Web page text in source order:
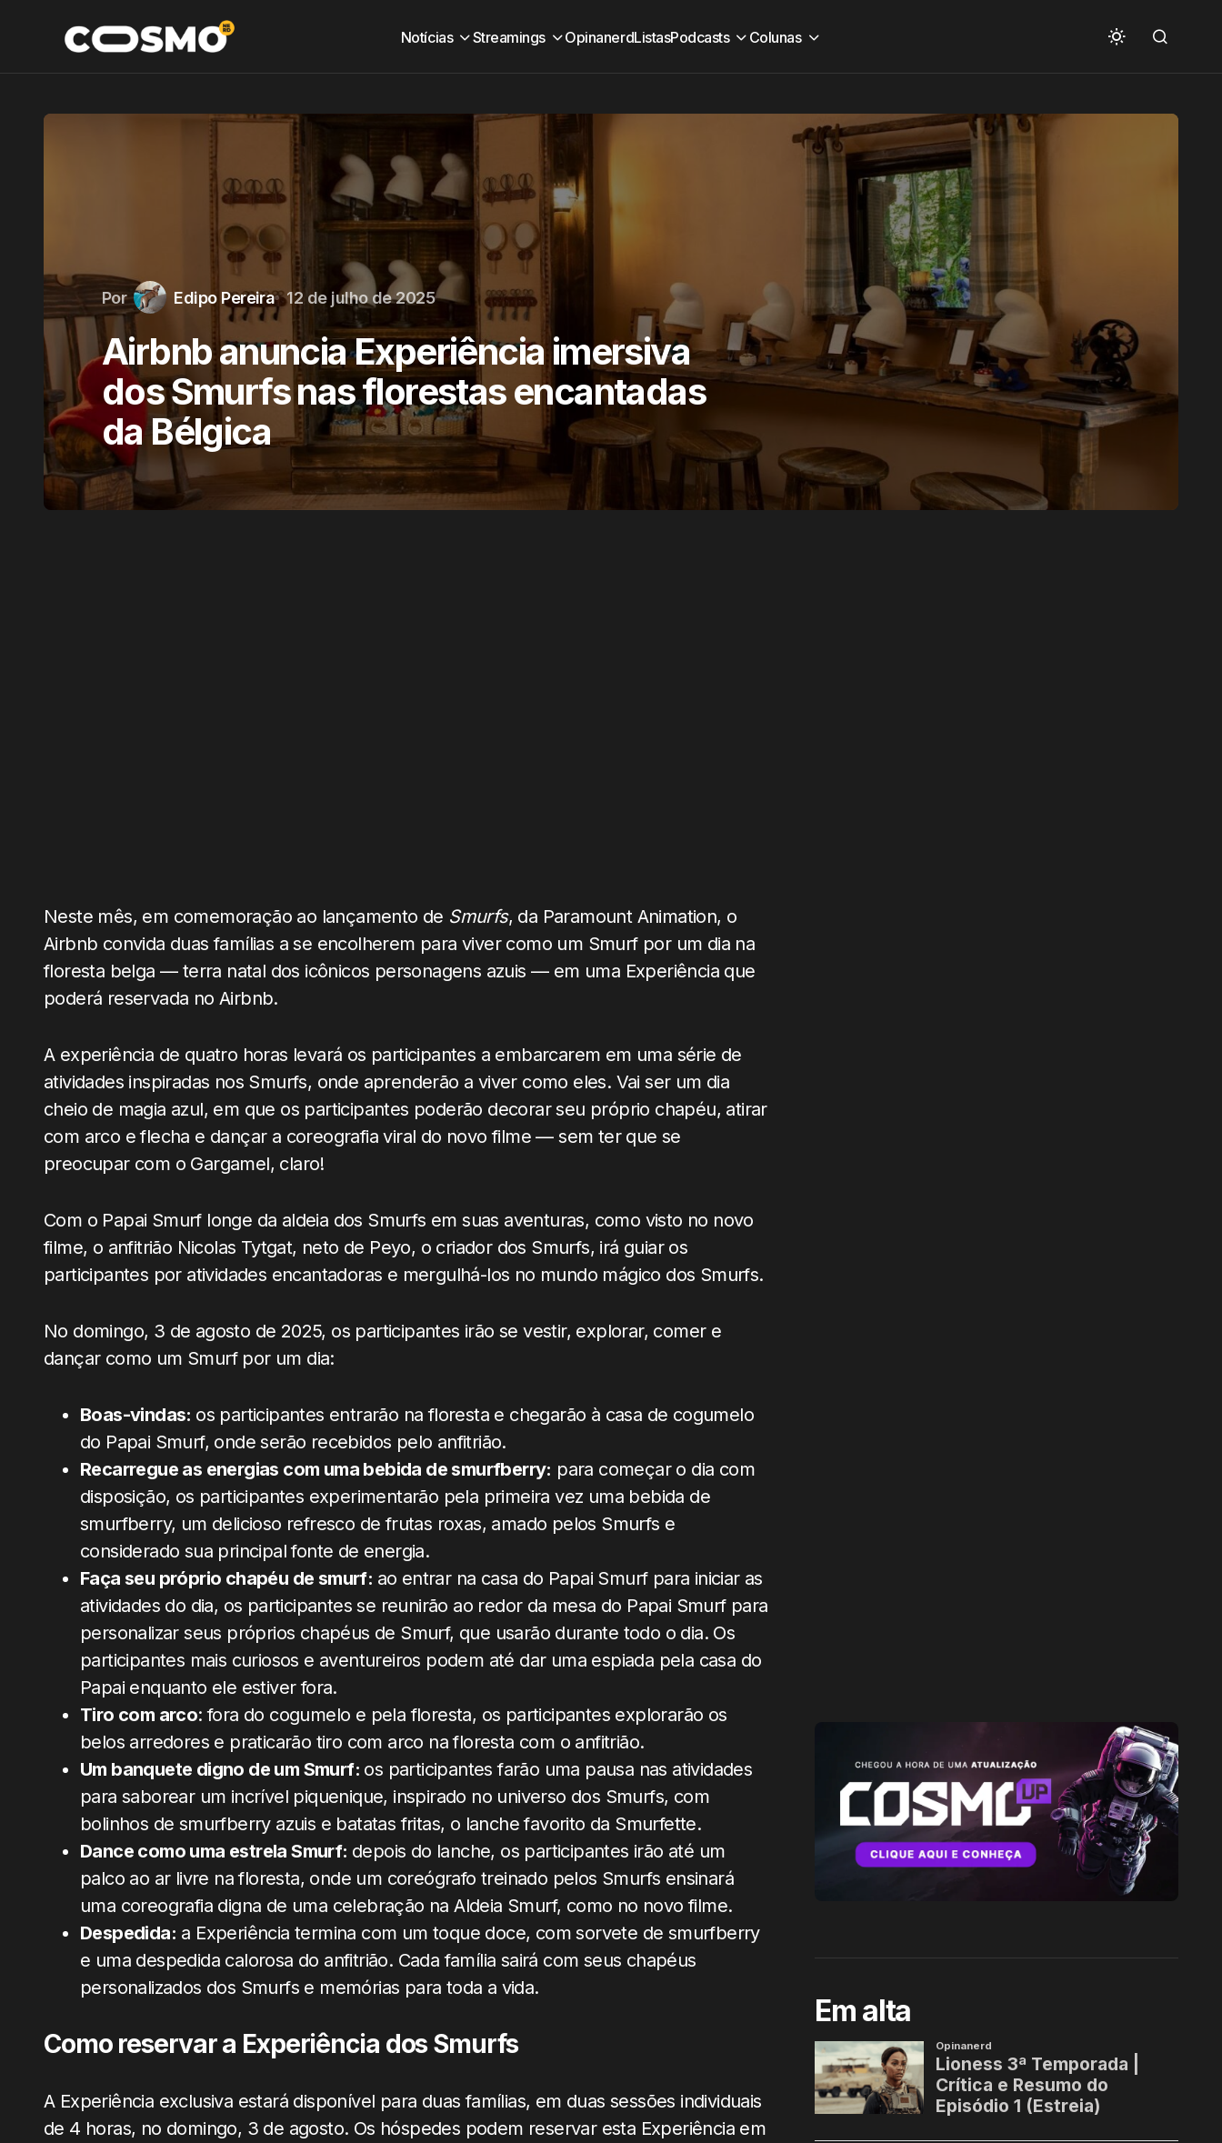
Notícias Streamings OpinanerdListasPodcasts Colunas
Por Edipo Pereira 12 de julho de 2025
Airbnb anuncia Experiência imersiva
dos Smurfs nas florestas encantadas
da Bélgica
Neste mês, em comemoração ao lançamento de Smurfs, da Paramount Animation, o
Airbnb convida duas famílias a se encolherem para viver como um Smurf por um dia na
floresta belga — terra natal dos icônicos personagens azuis — em uma Experiência que
poderá reservada no Airbnb.
A experiência de quatro horas levará os participantes a embarcarem em uma série de
atividades inspiradas nos Smurfs, onde aprenderão a viver como eles. Vai ser um dia
cheio de magia azul, em que os participantes poderão decorar seu próprio chapéu, atirar
com arco e flecha e dançar a coreografia viral do novo filme — sem ter que se
preocupar com o Gargamel, claro!
Com o Papai Smurf longe da aldeia dos Smurfs em suas aventuras, como visto no novo
filme, o anfitrião Nicolas Tytgat, neto de Peyo, o criador dos Smurfs, irá guiar os
participantes por atividades encantadoras e mergulhá-los no mundo mágico dos Smurfs.
No domingo, 3 de agosto de 2025, os participantes irão se vestir, explorar, comer e
dançar como um Smurf por um dia:
Boas-vindas: os participantes entrarão na floresta e chegarão à casa de cogumelo
do Papai Smurf, onde serão recebidos pelo anfitrião.
Recarregue as energias com uma bebida de smurfberry: para começar o dia com
disposição, os participantes experimentarão pela primeira vez uma bebida de
smurfberry, um delicioso refresco de frutas roxas, amado pelos Smurfs e
considerado sua principal fonte de energia.
Faça seu próprio chapéu de smurf: ao entrar na casa do Papai Smurf para iniciar as
atividades do dia, os participantes se reunirão ao redor da mesa do Papai Smurf para
personalizar seus próprios chapéus de Smurf, que usarão durante todo o dia. Os
participantes mais curiosos e aventureiros podem até dar uma espiada pela casa do
Papai enquanto ele estiver fora.
Tiro com arco: fora do cogumelo e pela floresta, os participantes explorarão os
belos arredores e praticarão tiro com arco na floresta com o anfitrião.
Um banquete digno de um Smurf: os participantes farão uma pausa nas atividades
para saborear um incrível piquenique, inspirado no universo dos Smurfs, com
bolinhos de smurfberry azuis e batatas fritas, o lanche favorito da Smurfette.
Dance como uma estrela Smurf: depois do lanche, os participantes irão até um
palco ao ar livre na floresta, onde um coreógrafo treinado pelos Smurfs ensinará
uma coreografia digna de uma celebração na Aldeia Smurf, como no novo filme.
Despedida: a Experiência termina com um toque doce, com sorvete de smurfberry
e uma despedida calorosa do anfitrião. Cada família sairá com seus chapéus
personalizados dos Smurfs e memórias para toda a vida.
Como reservar a Experiência dos Smurfs
A Experiência exclusiva estará disponível para duas famílias, em duas sessões individuais
de 4 horas, no domingo, 3 de agosto. Os hóspedes podem reservar esta Experiência em
Em alta